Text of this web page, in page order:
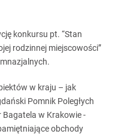
konkursu pt. “Stan
rodzinnej miejscowości”
w kraju – jak
Pomnik Poległych
Bagatela w Krakowie -
obchody